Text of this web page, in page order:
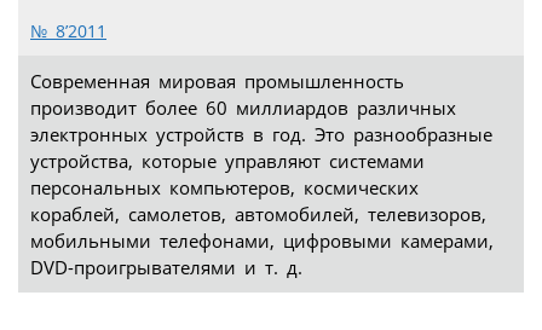
№ 8’2011
Современная мировая промышленность
производит более 60 миллиардов различных
электронных устройств в год. Это разнообразные
устройства, которые управляют системами
персональных компьютеров, космических
кораблей, самолетов, автомобилей, телевизоров,
мобильными телефонами, цифровыми камерами,
DVD-проигрывателями и т. д.